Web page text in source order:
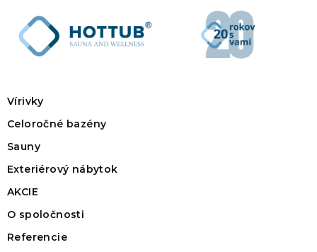
Vírivky
Celoročné bazény
Sauny
Exteriérový nábytok
AKCIE
O spoločnosti
Referencie